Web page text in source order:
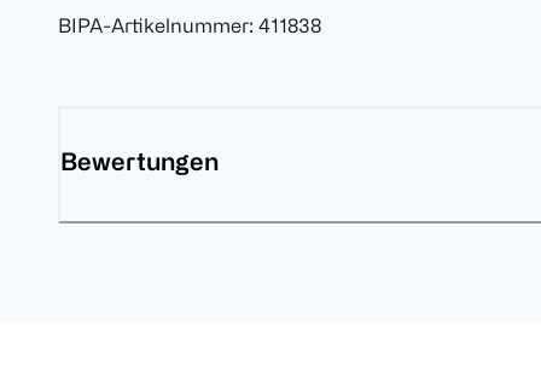
BIPA-Artikelnummer: 411838
Bewertungen